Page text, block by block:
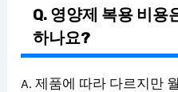
Q. 영양제 복용 비용
하나요?
A. 제품에 따라 다르지만